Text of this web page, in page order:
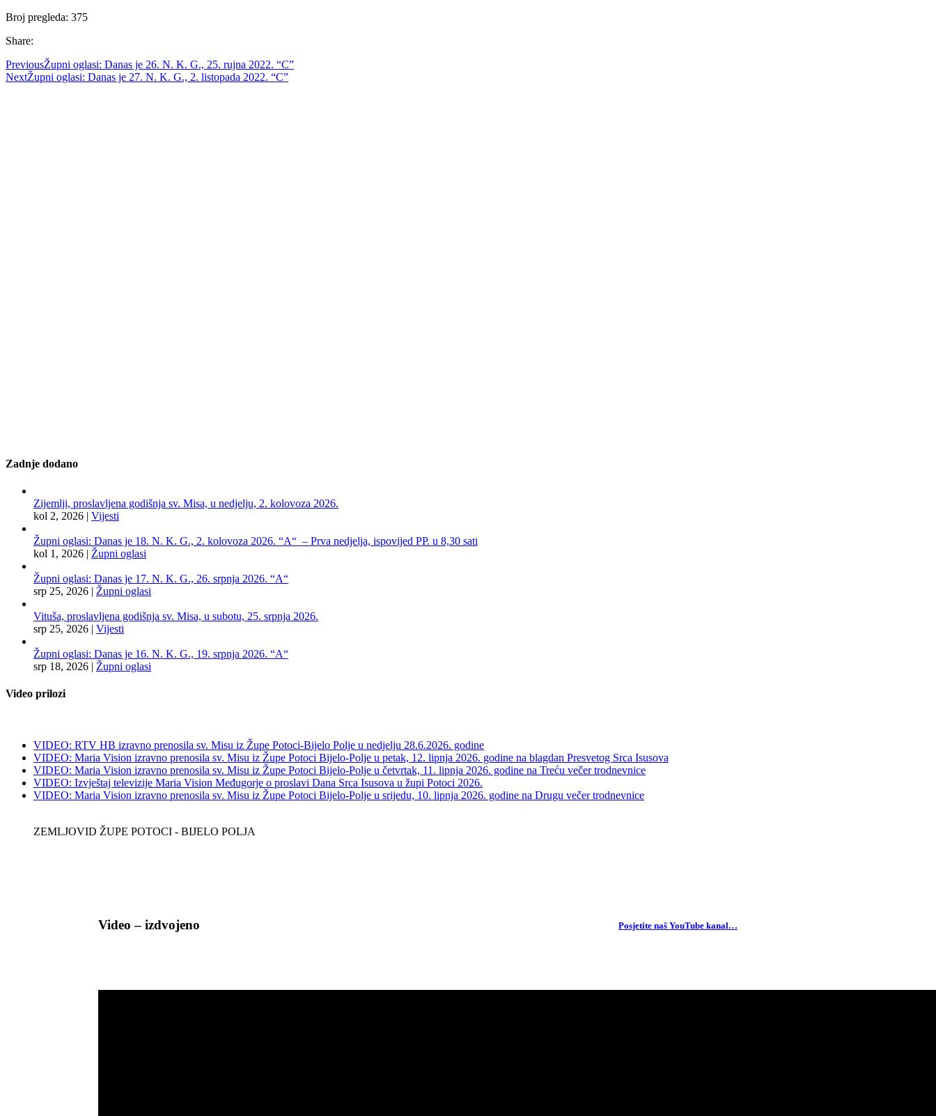
Broj pregleda: 375
Share:
PreviousŽupni oglasi: Danas je 26. N. K. G., 25. rujna 2022. “C”
NextŽupni oglasi: Danas je 27. N. K. G., 2. listopada 2022. “C”
Zadnje dodano
Zijemlji, proslavljena godišnja sv. Misa, u nedjelju, 2. kolovoza 2026.
kol 2, 2026 | Vijesti
Župni oglasi: Danas je 18. N. K. G., 2. kolovoza 2026. “A“ – Prva nedjelja, ispovijed PP. u 8,30 sati
kol 1, 2026 | Župni oglasi
Župni oglasi: Danas je 17. N. K. G., 26. srpnja 2026. “A“
srp 25, 2026 | Župni oglasi
Vituša, proslavljena godišnja sv. Misa, u subotu, 25. srpnja 2026.
srp 25, 2026 | Vijesti
Župni oglasi: Danas je 16. N. K. G., 19. srpnja 2026. “A“
srp 18, 2026 | Župni oglasi
Video prilozi
VIDEO: RTV HB izravno prenosila sv. Misu iz Župe Potoci-Bijelo Polje u nedjelju 28.6.2026. godine
VIDEO: Maria Vision izravno prenosila sv. Misu iz Župe Potoci Bijelo-Polje u petak, 12. lipnja 2026. godine na blagdan Presvetog Srca Isusova
VIDEO: Maria Vision izravno prenosila sv. Misu iz Župe Potoci Bijelo-Polje u četvrtak, 11. lipnja 2026. godine na Treću večer trodnevnice
VIDEO: Izvještaj televizije Maria Vision Međugorje o proslavi Dana Srca Isusova u župi Potoci 2026.
VIDEO: Maria Vision izravno prenosila sv. Misu iz Župe Potoci Bijelo-Polje u srijedu, 10. lipnja 2026. godine na Drugu večer trodnevnice
ZEMLJOVID ŽUPE POTOCI - BIJELO POLJA
Video – izdvojeno Posjetite naš YouTube kanal…